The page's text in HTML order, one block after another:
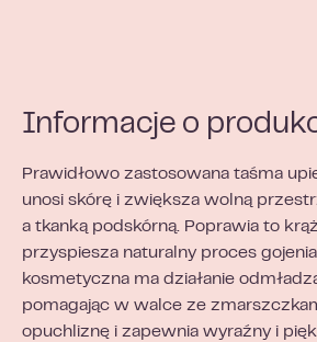
Informacje o
Prawidłowo zastosowana taśma
unosi skórę i zwiększa wolną
a tkanką podskórną. Poprawia to
przyspiesza naturalny proces
kosmetyczna ma działanie
pomagając w walce ze
opuchliznę i zapewnia wyraźny i